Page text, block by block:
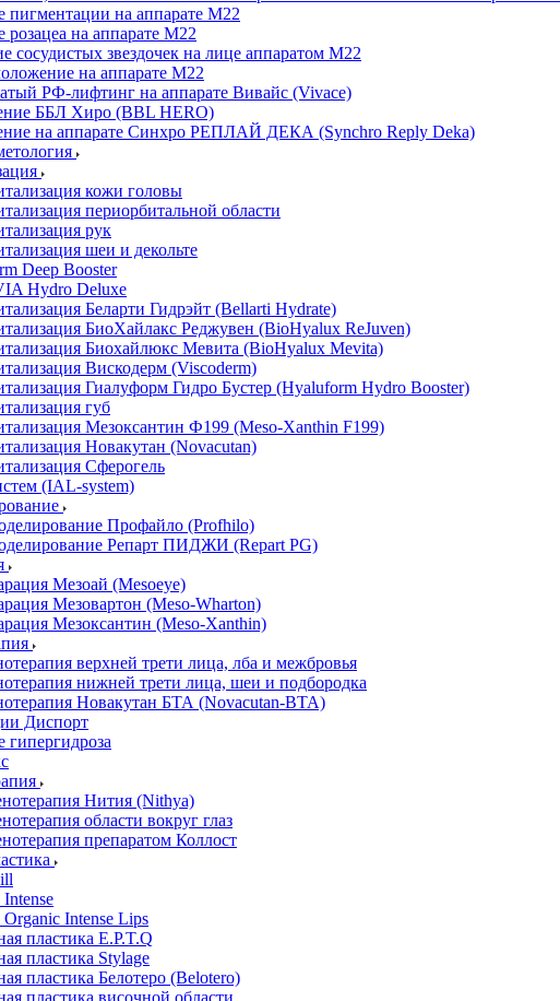
пигментации на аппарате М22
розацеа на аппарате М22
сосудистых звездочек на лице аппаратом М22
на аппарате М22
РФ-лифтинг на аппарате Вивайс (Vivace)
ББЛ Хиро (BBL HERO)
на аппарате Синхро РЕПЛАЙ ДЕКА (Synchro Reply Deka)
кожи головы
периорбитальной области
рук
шеи и декольте
Deep Booster
Hydro Deluxe
Беларти Гидрэйт (Bellarti Hydrate)
БиоХайлакс Реджувен (BioHyalux ReJuven)
Биохайлюкс Мевита (BioHyalux Mevita)
Вискодерм (Viscoderm)
Гиалуформ Гидро Бустер (Hyaluform Hydro Booster)
губ
Мезоксантин Ф199 (Meso-Xanthin F199)
Новакутан (Novacutan)
Сферогель
(IAL-system)
Профайло (Profhilo)
Репарт ПИДЖИ (Repart PG)
Мезоай (Mesoeye)
Мезовартон (Meso-Wharton)
Мезоксантин (Meso-Xanthin)
верхней трети лица, лба и межбровья
нижней трети лица, шеи и подбородка
Новакутан БТА (Novacutan-BTA)
Диспорт
гипергидроза
Нития (Nithya)
области вокруг глаз
препаратом Коллост
Organic Intense Lips
пластика E.P.T.Q
пластика Stylage
пластика Белотеро (Belotero)
пластика височной области